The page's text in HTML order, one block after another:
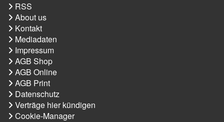
RSS
About us
Kontakt
Mediadaten
Impressum
AGB Shop
AGB Online
AGB Print
Datenschutz
Verträge hier kündigen
Cookie-Manager